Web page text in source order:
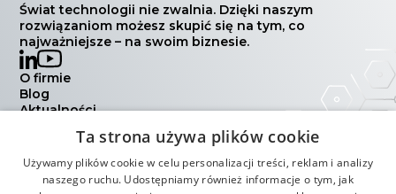
Świat technologii nie zwalnia. Dzięki naszym
rozwiązaniom możesz skupić się na tym, co
najważniejsze – na swoim biznesie.
O firmie
Blog
Aktualności
Polityka prywatności
Warunki handlowe
Ta strona używa plików cookie
Używamy plików cookie w celu personalizacji treści, reklam i analizy
naszego ruchu. Udostępniamy również informacje o tym, jak